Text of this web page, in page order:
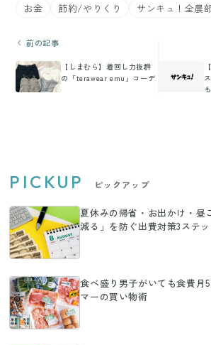
お金 節約/やりくり サンキュ！全農
前の記事
【しまむら】着回し力抜群
の「terawear emu」コーデ
PICKUP ピックアップ
夏休みの帰省・お出かけ・昼
減る」を防ぐ出費対策3ステ
食べ盛り男子がいても食費月
マーの買い物術